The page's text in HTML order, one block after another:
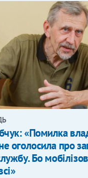
«Помилка
оголосила про
Бо